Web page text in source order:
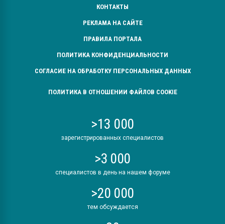
КОНТАКТЫ
РЕКЛАМА НА САЙТЕ
ПРАВИЛА ПОРТАЛА
ПОЛИТИКА КОНФИДЕНЦИАЛЬНОСТИ
СОГЛАСИЕ НА ОБРАБОТКУ ПЕРСОНАЛЬНЫХ ДАННЫХ
ПОЛИТИКА В ОТНОШЕНИИ ФАЙЛОВ COOKIE
>13 000
зарегистрированных специалистов
>3 000
специалистов в день на нашем форуме
>20 000
тем обсуждается